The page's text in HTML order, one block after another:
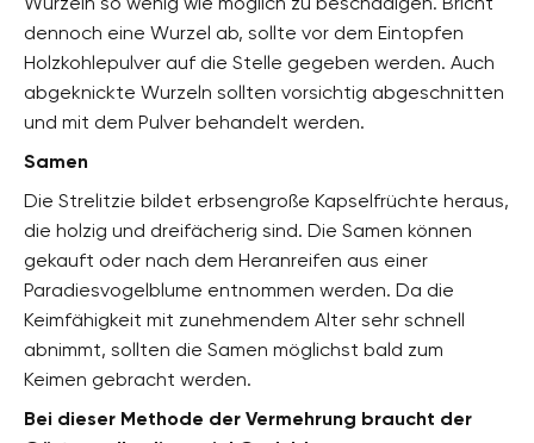
dennoch eine Wurzel ab, sollte vor dem Eintopfen
Holzkohlepulver auf die Stelle gegeben werden. Auch
abgeknickte Wurzeln sollten vorsichtig abgeschnitten
und mit dem Pulver behandelt werden.
Samen
Die Strelitzie bildet erbsengroße Kapselfrüchte heraus,
die holzig und dreifächerig sind. Die Samen können
gekauft oder nach dem Heranreifen aus einer
Paradiesvogelblume entnommen werden. Da die
Keimfähigkeit mit zunehmendem Alter sehr schnell
abnimmt, sollten die Samen möglichst bald zum
Keimen gebracht werden.
Bei dieser Methode der Vermehrung braucht der